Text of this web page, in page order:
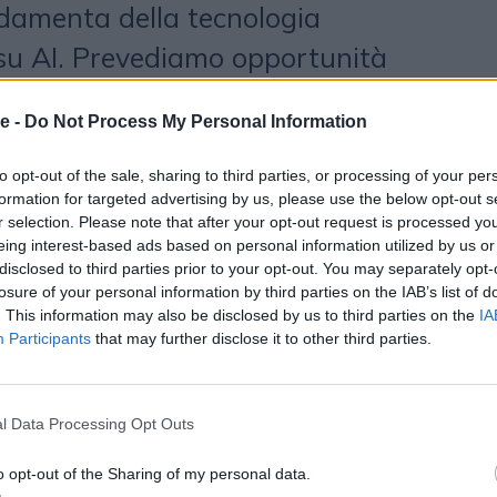
- Do Not Process My Personal Information
opt-out of the sale, sharing to third parties, or processing of your
for targeted advertising by us, please use the below opt-out
selection. Please note that after your opt-out request is processed
interest-based ads based on personal information utilized by us
to third parties prior to your opt-out. You may separately
of your personal information by third parties on the IAB’s list of
This information may also be disclosed by us to third parties on the
Participants that may further disclose it to other third parties.
Data Processing Opt Outs
opt-out of the Sharing of my personal data.
della tecnologia
AI. Prevediamo opportunità
l'azienda e la sua
sviluppo della tecnologia
di social media, per
posizionamento di fornitore
la brand suitability e
Inoltre, siamo interessati a
di crescita di Channel Factory
M&A e organiche nei mercati
le forti relazioni coltivate